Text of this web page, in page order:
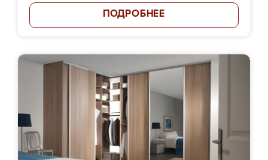
ПОДРОБНЕЕ